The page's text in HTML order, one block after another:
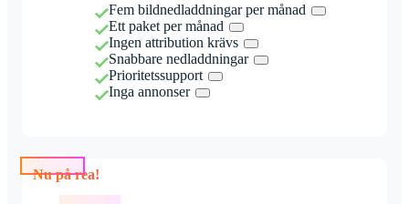
Fem bildnedladdningar per månad
Ett paket per månad
Ingen attribution krävs
Snabbare nedladdningar
Prioritetssupport
Inga annonser
Nu på rea!